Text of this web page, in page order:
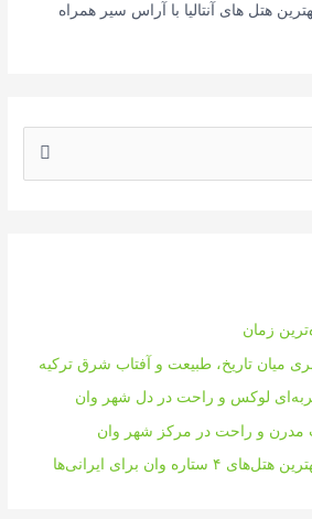
هتل های آنتالیا با آراس سیر همراه
زمان
میان تاریخ، طبیعت و آفتاب شرق ترکیه
مدرن و راحت در مرکز شهر وان
وان برای ایرانی‌ها